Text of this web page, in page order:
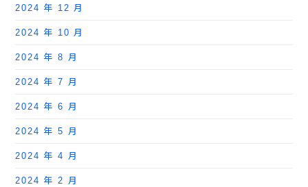
2024 年 12 月
2024 年 10 月
2024 年 8 月
2024 年 7 月
2024 年 6 月
2024 年 5 月
2024 年 4 月
2024 年 2 月